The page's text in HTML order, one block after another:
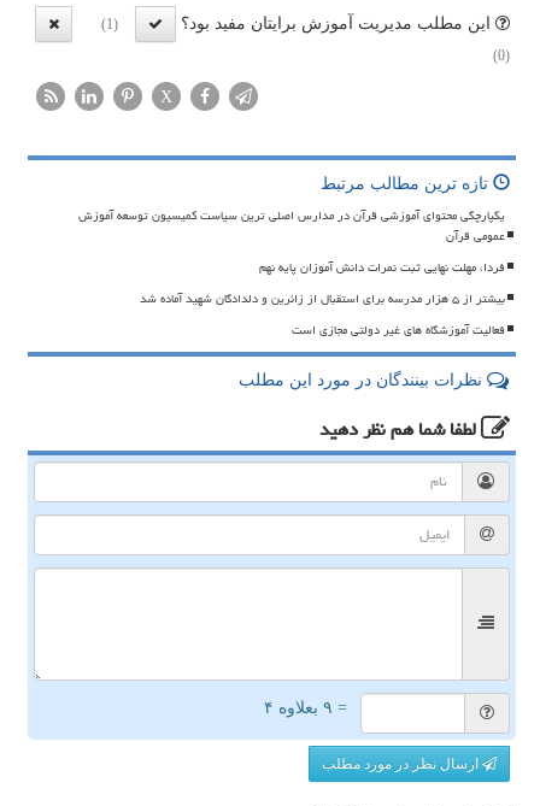
این مطلب مدیریت آموزش برایتان مفید بود؟
(1)
(0)
X
تازه ترین مطالب مرتبط
یکپارچگی محتوای آموزشی قرآن در مدارس اصلی ترین سیاست کمیسیون توسعه آموزش
عمومی قرآن
فردا، مهلت نهایی ثبت نمرات دانش آموزان پایه نهم
بیشتر از ۵ هزار مدرسه برای استقبال از زائرین و دلدادگان شهید آماده شد
فعالیت آموزشگاه های غیر دولتی مجازی است
نظرات بینندگان در مورد این مطلب
لطفا شما همنظر دهید
= ۹ بعلاوه ۴
ارسال نظر در مورد مطلب